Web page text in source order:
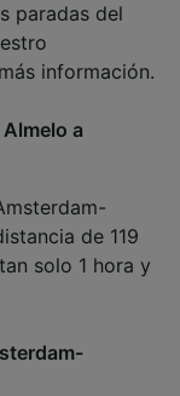
paradas del
información.
a
de 119
solo 1 hora y